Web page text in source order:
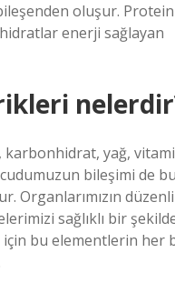
oluşur.
enerji sağlayan
yağ,
bileşimi de bu
Organlarımızın düzenli
sağlıklı bir
bu elementlerin her